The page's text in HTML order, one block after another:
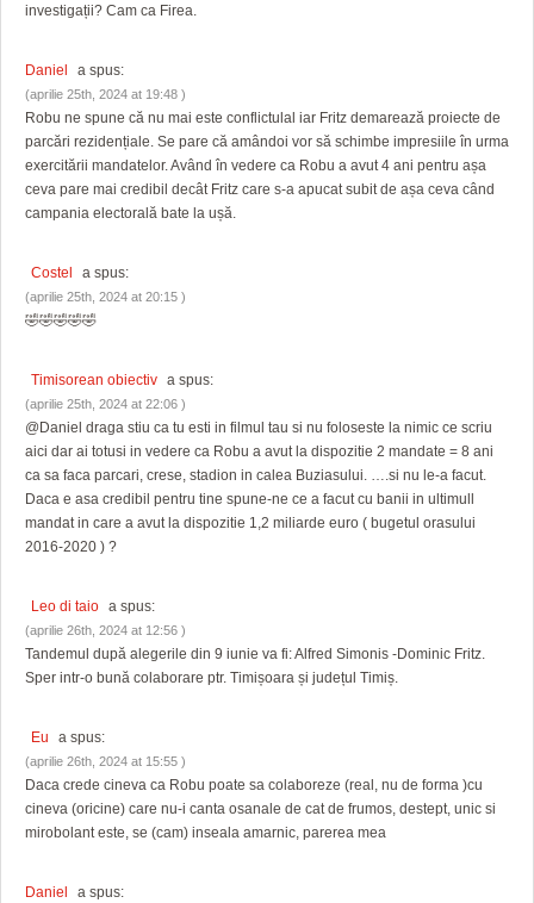
investigații? Cam ca Firea.
Daniel a spus:
(aprilie 25th, 2024 at 19:48 )
Robu ne spune că nu mai este conflictulal iar Fritz demarează proiecte de
parcări rezidențiale. Se pare că amândoi vor să schimbe impresiile în urma
exercitării mandatelor. Având în vedere ca Robu a avut 4 ani pentru așa
ceva pare mai credibil decât Fritz care s-a apucat subit de așa ceva când
campania electorală bate la ușă.
Costel a spus:
(aprilie 25th, 2024 at 20:15 )
🤣🤣🤣🤣🤣
Timisorean obiectiv a spus:
(aprilie 25th, 2024 at 22:06 )
@Daniel draga stiu ca tu esti in filmul tau si nu foloseste la nimic ce scriu
aici dar ai totusi in vedere ca Robu a avut la dispozitie 2 mandate = 8 ani
ca sa faca parcari, crese, stadion in calea Buziasului. ….si nu le-a facut.
Daca e asa credibil pentru tine spune-ne ce a facut cu banii in ultimull
mandat in care a avut la dispozitie 1,2 miliarde euro ( bugetul orasului
2016-2020 ) ?
Leo di taio a spus:
(aprilie 26th, 2024 at 12:56 )
Tandemul după alegerile din 9 iunie va fi: Alfred Simonis -Dominic Fritz.
Sper intr-o bună colaborare ptr. Timișoara și județul Timiș.
Eu a spus:
(aprilie 26th, 2024 at 15:55 )
Daca crede cineva ca Robu poate sa colaboreze (real, nu de forma )cu
cineva (oricine) care nu-i canta osanale de cat de frumos, destept, unic si
mirobolant este, se (cam) inseala amarnic, parerea mea
Daniel a spus: